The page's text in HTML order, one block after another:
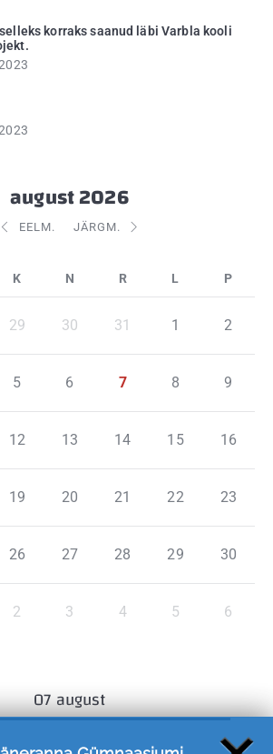
korraks saanud läbi Varbla kooli
EELM.
august 2026
JÄRGM.
29 30 31 1 2
5 6 7 8 9
12 13 14 15 16
19 20 21 22 23
26 27 28 29 30
2 3 4 5 6
07 august